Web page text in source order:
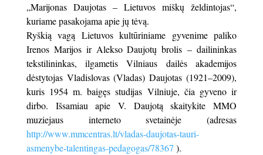
„Marijonas Daujotas – Lietuvos miškų želdintojas“,
kuriame pasakojama apie jų tėvą.
Ryškią vagą Lietuvos kultūriniame gyvenime paliko
Irenos Marijos ir Alekso Daujotų brolis – dailininkas
tekstilininkas, ilgametis Vilniaus dailės akademijos
dėstytojas Vladislovas (Vladas) Daujotas (1921–2009),
kuris 1954 m. baigęs studijas Vilniuje, čia gyveno ir
dirbo. Išsamiau apie V. Daujotą skaitykite MMO
muziejaus interneto svetainėje (adresas
http://www.mmcentras.lt/vladas-daujotas-tauri-
asmenybe-talentingas-pedagogas/78367 ).